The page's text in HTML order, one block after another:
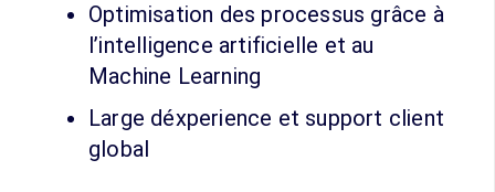
Optimisation des processus grâce à
l’intelligence artificielle et au
Machine Learning
Large déxperience et support client
global